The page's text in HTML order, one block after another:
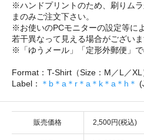
※ハンドプリントのため、刷りム
まのみご注文下さい。
※お使いのPCモニターの設定等に
若干異なって見える場合がござい
※「ゆうメール」「定形外郵便」で
Format：T-Shirt（Size：M／L／XL
Label：
＊b＊a＊r＊a＊k＊a＊h＊
販売価格 2,500円(税込)